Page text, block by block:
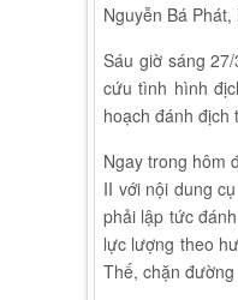
Nguyễn Bá
Sáu giờ sáng
cứu tình hình
hoạch đánh địch
Ngay trong hôm
II với nội dung
phải lập tức
lực lượng theo
Thế, chặn đường